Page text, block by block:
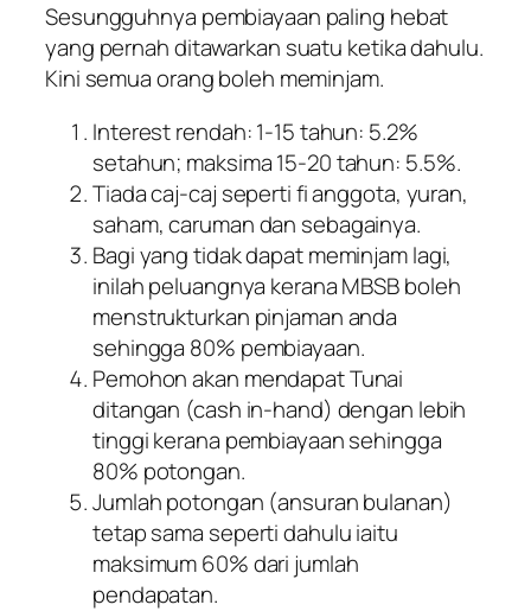
Sesungguhnya pembiayaan paling hebat
yang pernah ditawarkan suatu ketika dahulu.
Kini semua orang boleh meminjam.
Interest rendah: 1-15 tahun: 5.2%
setahun; maksima 15-20 tahun: 5.5%.
Tiada caj-caj seperti fi anggota, yuran,
saham, caruman dan sebagainya.
Bagi yang tidak dapat meminjam lagi,
inilah peluangnya kerana MBSB boleh
menstrukturkan pinjaman anda
sehingga 80% pembiayaan.
Pemohon akan mendapat Tunai
ditangan (cash in-hand) dengan lebih
tinggi kerana pembiayaan sehingga
80% potongan.
Jumlah potongan (ansuran bulanan)
tetap sama seperti dahulu iaitu
maksimum 60% dari jumlah
pendapatan.